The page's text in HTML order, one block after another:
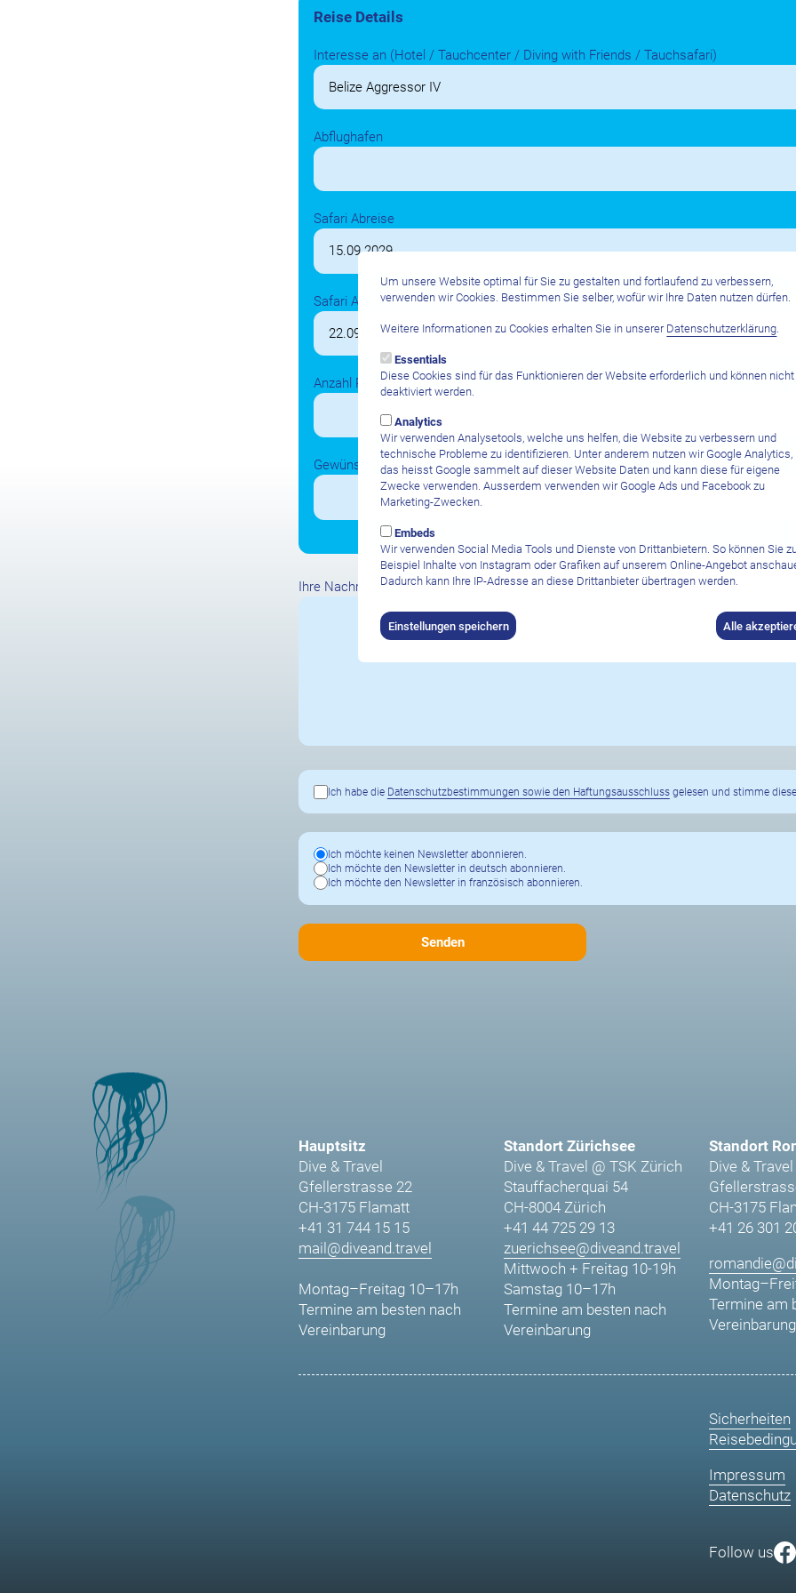
Reise Details
Interesse an (Hotel / Tauchcenter / Diving with Friends / Tauchsafari)
Abflughafen
Safari Abreise
Safari Ankunft
Anzahl Personen
Gewünschte Aufenthaltsdauer
Ihre Nachricht
Ich habe die Datenschutzbestimmungen sowie den Haftungsausschlussgelesen und stimme
Ich möchte keinen Newsletter abonnieren.
Ich möchte den Newsletter in deutsch abonnieren.
Ich möchte den Newsletter in französisch abonnieren.
Hauptsitz
Dive & Travel
Gfellerstrasse 22
CH-3175 Flamatt
+41 31 744 15 15
mail@diveand.travel
Montag–Freitag 10–17h
Termine am besten nach
Vereinbarung
Standort Zürichsee
Dive & Travel @ TSK Zürich
Stauffacherquai 54
CH-8004 Zürich
+41 44 725 29 13
zuerichsee@diveand.travel
Mittwoch + Freitag 10-19h
Samstag 10–17h
Termine am besten nach
Vereinbarung
Standort
Dive & Travel
CH-3175
+41 26 301
Termine am
Vereinbarung
Sicherheiten
Impressum
Datenschutz
Follow us
Um unsere Website optimal für Sie zu gestalten und fortlaufend zu verbessern,
verwenden wir Cookies. Bestimmen Sie selber, wofür wir Ihre Daten nutzen dürfen.
Weitere Informationen zu Cookies erhalten Sie in unserer Datenschutzerklärung
Essentials
Diese Cookies sind für das Funktionieren der Website erforderlich und können nicht
deaktiviert werden.
Analytics
Wir verwenden Analysetools, welche uns helfen, die Website zu verbessern und
technische Probleme zu identifizieren. Unter anderem nutzen wir Google Analytics,
das heisst Google sammelt auf dieser Website Daten und kann diese für eigene
Zwecke verwenden. Ausserdem verwenden wir Google Ads und Facebook zu
Marketing-Zwecken.
Embeds
Wir verwenden Social Media Tools und Dienste von Drittanbietern. So können Sie
Beispiel Inhalte von Instagram oder Grafiken auf unserem Online-Angebot
Dadurch kann Ihre IP-Adresse an diese Drittanbieter übertragen werden.
Einstellungen speichern Alle